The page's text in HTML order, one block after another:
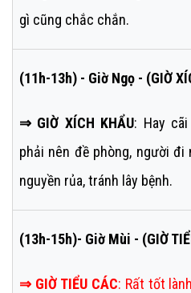
gì cũng chắc chắn.
(11h-13h) - Giờ Ngọ - (GIỜ
⇒ GIỜ XÍCH KHẨU: Hay
phải nên đề phòng, người đi
nguyền rủa, tránh lây bệnh.
(13h-15h)- Giờ Mùi - (GIỜ
⇒ GIỜ TIỂU CÁC: Rất tốt